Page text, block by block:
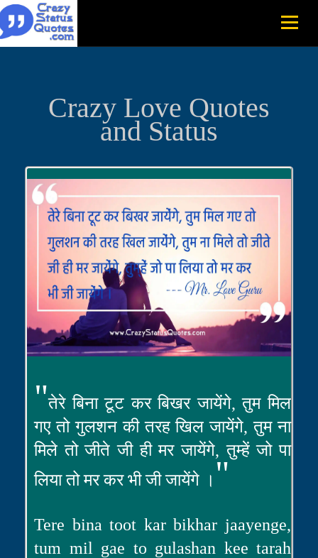
Crazy Love Quotes
and Status
"तेरे बिना टूट कर बिखर जायेंगे, तुम मिल
गए तो गुलशन की तरह खिल जायेंगे, तुम ना
मिले तो जीते जी ही मर जायेंगे, तुम्हें जो पा
लिया तो मर कर भी जी जायेंगे । "
Tere bina toot kar bikhar jaayenge,
tum mil gae to gulashan kee tarah